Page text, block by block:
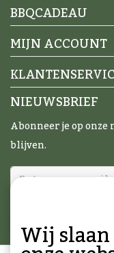
BBQCADEAU
MIJN ACCOUNT
NIEUWSBRIEF
Abonneer je op
blijven.
Wij